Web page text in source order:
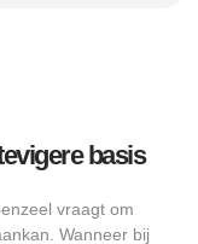
basis
vraagt om
Wanneer bij